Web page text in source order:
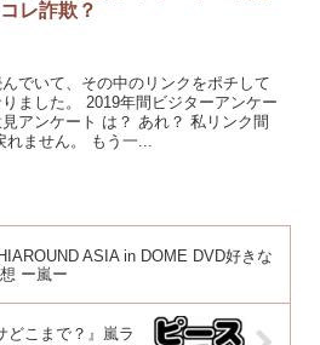
コレ詐欺？
でいて、その中のリンクをポチして
ました。 2019年間ビジターアンケー
アンケート は？ あれ？ 私リンク間
ません。 もう一...
ASIA in DOME DVD好きな
ー嵐ー
どこまで？』嵐ラ